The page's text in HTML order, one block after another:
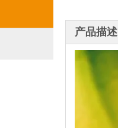
产品描述